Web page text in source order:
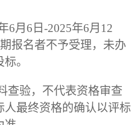
6月 6 日-2025年6月 12
报名者不予受理，未办
。
查验，不代表资格审查
人最终资格的确认以评标